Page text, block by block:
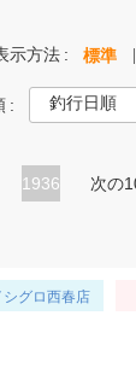
示方法 標準
1936 次の
シグロ西春店